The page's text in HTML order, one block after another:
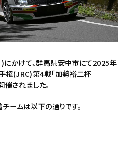
かけて、群馬県安中市にて2025年
権(JRC)第4戦「加勢裕二杯
されました。
ームは以下の通りです。